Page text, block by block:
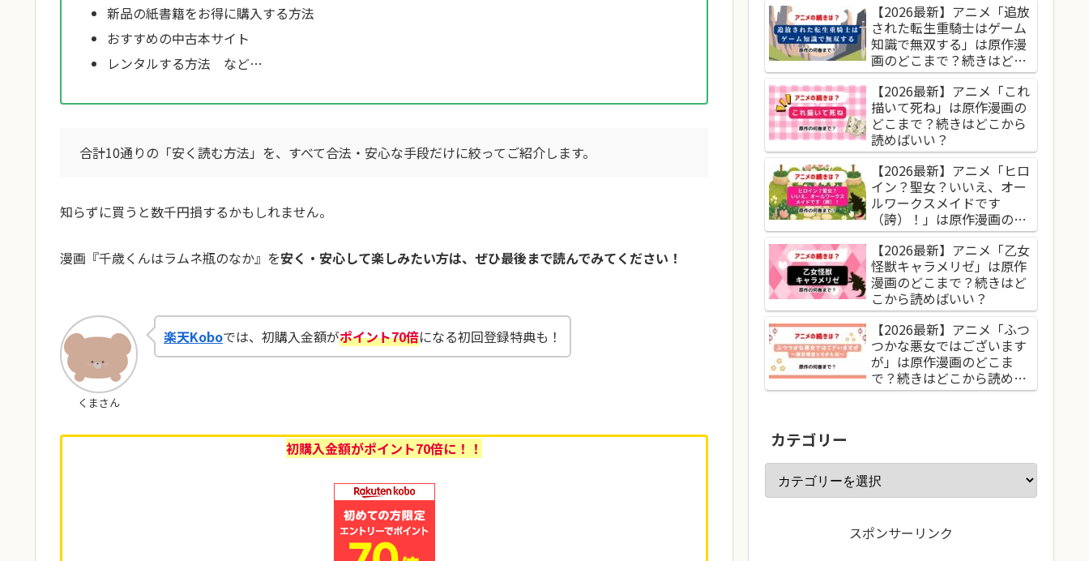
新品の紙書籍をお得に購入する方法
おすすめの中古本サイト
レンタルする方法 など…
合計10通りの「安く読む方法」を、すべて合法・安心な手段だけに絞ってご紹介します。
知らずに買うと数千円損するかもしれません。
漫画『千歳くんはラムネ瓶のなか』を安く・安心して楽しみたい方は、ぜひ最後まで読んでみてください！
くまさん
楽天Koboでは、初購入金額がポイント70倍になる初回登録特典も！
初購入金額がポイント70倍に！！
【2026最新】アニメ「追放
された転生重騎士はゲーム
知識で無双する」は原作漫
画のどこまで？続きはどこ
から読めばいい？
【2026最新】アニメ「これ
描いて死ね」は原作漫画の
どこまで？続きはどこから
読めばいい？
【2026最新】アニメ「ヒロ
イン？聖女？いいえ、オー
ルワークスメイドです
（誇）！」は原作漫画のど
こまで？続きはどこから読
めばいい？
【2026最新】アニメ「乙女
怪獣キャラメリゼ」は原作
漫画のどこまで？続きはど
こから読めばいい？
【2026最新】アニメ「ふつ
つかな悪女ではございます
が」は原作漫画のどこま
で？続きはどこから読めば
いい？
カテゴリー
スポンサーリンク